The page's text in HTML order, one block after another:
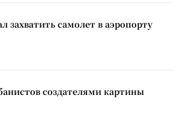
захватить самолет в аэропорту
создателями картины